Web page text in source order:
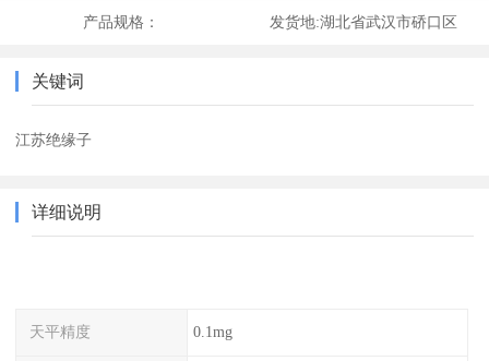
产品规格： 发货地:湖北省武汉市硚口区
关键词
江苏绝缘子
详细说明
天平精度 0.1mg